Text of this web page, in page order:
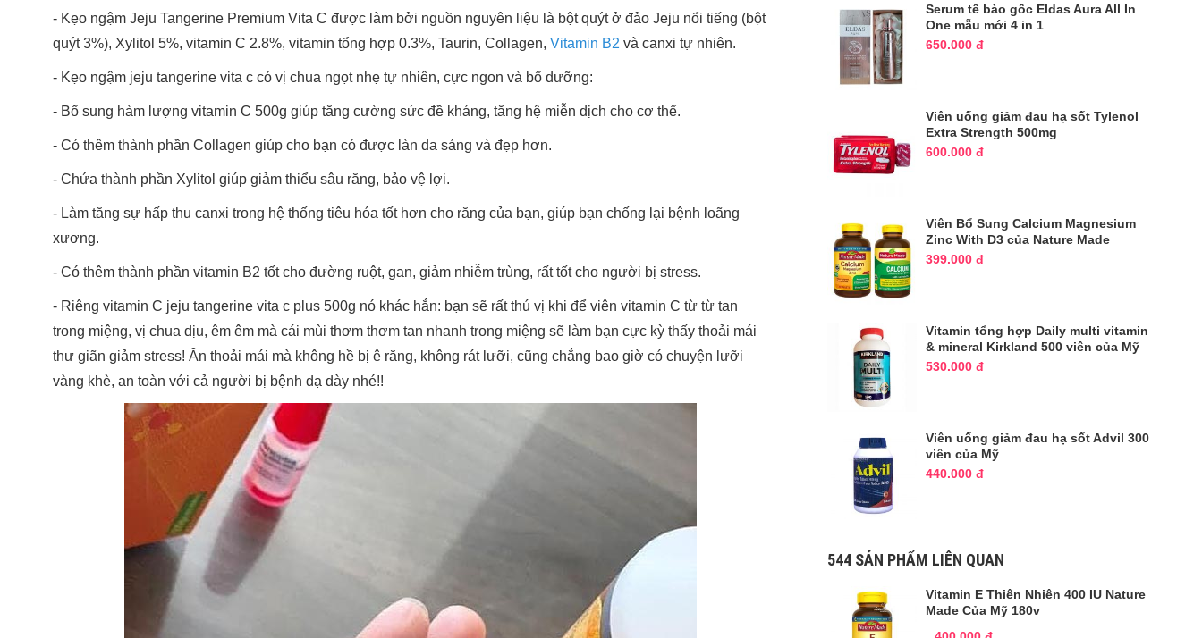
- Kẹo ngậm Jeju Tangerine Premium Vita C được làm bởi nguồn nguyên liệu là bột quýt ở đảo Jeju nổi tiếng (bột
quýt 3%), Xylitol 5%, vitamin C 2.8%, vitamin tổng hợp 0.3%, Taurin, Collagen, Vitamin B2 và canxi tự nhiên.
- Kẹo ngậm jeju tangerine vita c có vị chua ngọt nhẹ tự nhiên, cực ngon và bổ dưỡng:
- Bổ sung hàm lượng vitamin C 500g giúp tăng cường sức đề kháng, tăng hệ miễn dịch cho cơ thể.
- Có thêm thành phần Collagen giúp cho bạn có được làn da sáng và đẹp hơn.
- Chứa thành phần Xylitol giúp giảm thiểu sâu răng, bảo vệ lợi.
- Làm tăng sự hấp thu canxi trong hệ thống tiêu hóa tốt hơn cho răng của bạn, giúp bạn chống lại bệnh loãng
xương.
- Có thêm thành phần vitamin B2 tốt cho đường ruột, gan, giảm nhiễm trùng, rất tốt cho người bị stress.
- Riêng vitamin C jeju tangerine vita c plus 500g nó khác hẳn: bạn sẽ rất thú vị khi để viên vitamin C từ từ tan
trong miệng, vị chua dịu, êm êm mà cái mùi thơm thơm tan nhanh trong miệng sẽ làm bạn cực kỳ thấy thoải mái
thư giãn giảm stress! Ăn thoải mái mà không hề bị ê răng, không rát lưỡi, cũng chẳng bao giờ có chuyện lưỡi
vàng khè, an toàn với cả người bị bệnh dạ dày nhé!!
Serum tế bào gốc Eldas Aura All In
One mẫu mới 4 in 1
650.000 đ
Viên uống giảm đau hạ sốt Tylenol
Extra Strength 500mg
600.000 đ
Viên Bổ Sung Calcium Magnesium
Zinc With D3 của Nature Made
399.000 đ
Vitamin tổng hợp Daily multi vitamin
& mineral Kirkland 500 viên của Mỹ
530.000 đ
Viên uống giảm đau hạ sốt Advil 300
viên của Mỹ
440.000 đ
544 SẢN PHẨM LIÊN QUAN
Vitamin E Thiên Nhiên 400 IU Nature
Made Của Mỹ 180v